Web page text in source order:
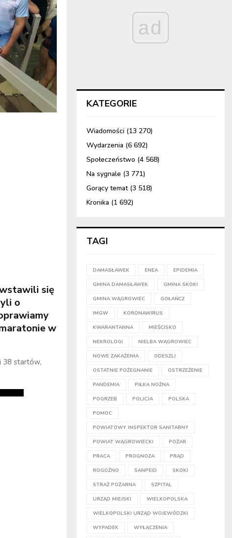
się
o
w
38 startów,
ad
KATEGORIE
Wiadomości (13 270)
Wydarzenia (6 692)
Społeczeństwo (4 568)
Na sygnale (3 771)
Gorący temat(3 518)
Kronika (1 692)
TAGI
DAMASŁAWEK ENEA EPIDEMIA
GMINA DAMASŁAWEK GMINA SKOKI
GMINA WĄGROWIEC GOŁAŃCZ
IMGW KORONAWIRUS
KWARANTANNA MIEŚCISKO
NEKROLOGI NIELBA WĄGROWIEC
NOWE ZAKAŻENIA ODESZLI
OSTATNIE POŻEGNANIE OSTRZEŻENIE
PANDEMIA PIŁKA NOŻNA
POGRZEB POLICJA POLSKA
POMOC
POWIATOWY INSPEKTOR SANITARNY
POWIAT WĄGROWIECKI POŻAR
PRACA PROGNOZA PRĄD
ROGOŹNO SANPEID SKOKI
STRAŻ POŻARNA SZPITAL
URZĄD MIEJSKI WIELKOPOLSKA
WIELKOPOLSKI URZĄD WOJEWÓDZKI
WYPADEK WYŁĄCZENIA